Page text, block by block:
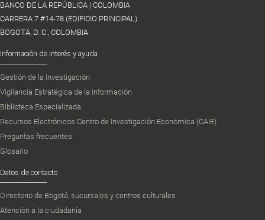
BANCO DE LA REPÚBLICA | COLOMBIA
CARRERA 7 #14-78 (EDIFICIO PRINCIPAL)
BOGOTÁ, D. C., COLOMBIA
Información de interés y ayuda
Gestión de la Investigación
Vigilancia Estratégica de la Información
Biblioteca Especializada
Recursos Electrónicos Centro de Investigación Económica (CAIE)
Preguntas frecuentes
Glosario
Datos de contacto
Directorio de Bogotá, sucursales y centros culturales
Atención a la ciudadanía